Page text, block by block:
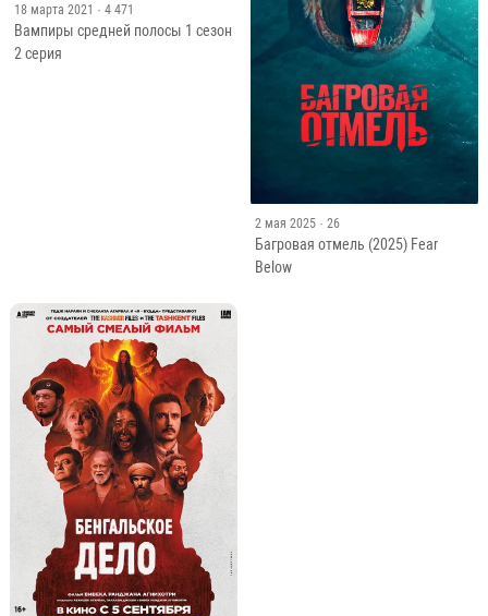
18 марта 2021 · 4 471
Вампиры средней полосы 1 сезон
2 серия
2 мая 2025 · 26
Багровая отмель (2025) Fear
Below